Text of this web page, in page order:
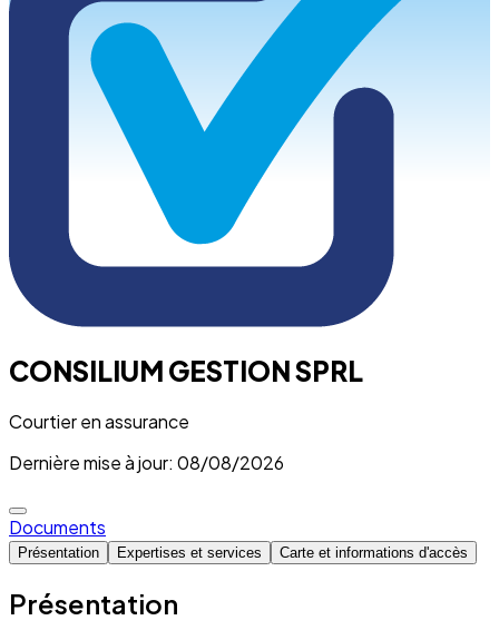
CONSILIUM GESTION SPRL
Courtier en assurance
Dernière mise à jour: 08/08/2026
Documents
Présentation Expertises et services Carte et informations d'accès
Présentation